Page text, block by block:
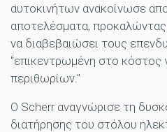
αυτοκινήτων ανακοίνωσε
αποτελέσματα,
να διαβεβαιώσει τους
"επικεντρωμένη στο κόστος
περιθωρίων."
Ο Scherr αναγνώρισε τη
διατήρησης του στόλου